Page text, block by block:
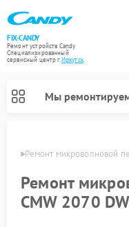
FIX-CANDY
Ремонт устройств Candy
Специализированный
cервисный центр г.Иркутск
Мы
Ремонт микроволновой
Ремонт
CMW 2070